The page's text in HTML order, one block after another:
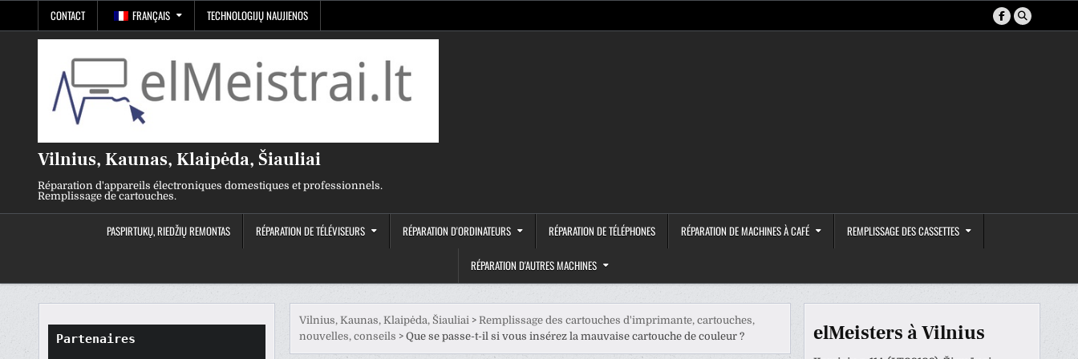
CONTACT FRANÇAIS TECHNOLOGIJŲ NAUJIENOS
Vilnius, Kaunas, Klaipėda, Šiauliai
Réparation d'appareils électroniques domestiques et professionnels.
Remplissage de cartouches.
PASPIRTUKŲ, RIEDŽIŲ REMONTAS RÉPARATION DE TÉLÉVISEURS RÉPARATION D'ORDINATEURS RÉPARATION DE TÉLÉPHONES RÉPARATION DE MACHINES À CAFÉ REMPLISSAGE DES CASSETTES
RÉPARATION D'AUTRES MACHINES
Partenaires
Vilnius, Kaunas, Klaipėda, Šiauliai > Remplissage des cartouches d'imprimante, cartouches,
nouvelles, conseils > Que se passe-t-il si vous insérez la mauvaise cartouche de couleur ? elMeisters à Vilnius